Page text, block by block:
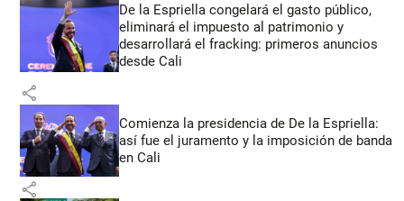
De la Espriella congelará el gasto público,
eliminará el impuesto al patrimonio y
desarrollará el fracking: primeros anuncios
desde Cali
share
Comienza la presidencia de De la Espriella:
así fue el juramento y la imposición de banda
en Cali
share